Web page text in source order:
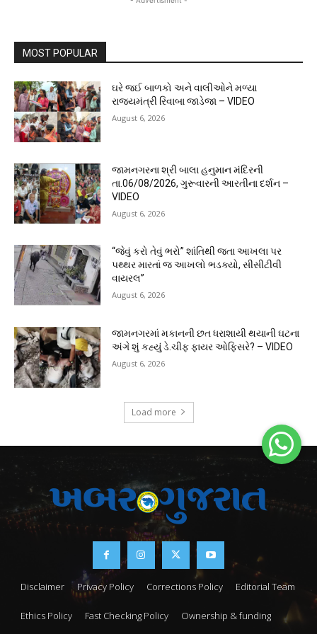
MOST POPULAR
ઘરે જઈ બાળકો અને વાલીઓને મળ્યા
રાજ્યમંત્રી રિવાબા જાડેજા – VIDEO
August 6, 2026
જામનગરના શ્રી બાલા હનુમાન મંદિરની
તા.06/08/2026, ગુરૂવારની આરતીના દર્શન –
VIDEO
August 6, 2026
“જેવું કરો તેવું ભરો” શાંતિથી જતા આખલા પર
પથ્થર મારતાં જ આખલો ભડક્યો, સીસીટીવી
વાયરલ”
August 6, 2026
જામનગરમાં મકાનની છત ધરાશાયી થયાની ઘટના
અંગે શું કહ્યું ડે.ચીફ ફાયર ઓફિસરે? – VIDEO
August 6, 2026
Load more
Disclaimer Privacy Policy Corrections Policy Editorial Team
Ethics Policy Fast Checking Policy Ownership & funding